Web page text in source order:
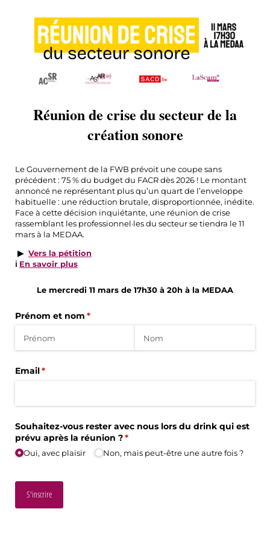
Réunion de crise du secteur de la
création sonore
Le Gouvernement de la FWB prévoit une coupe sans
précédent : 75 % du budget du FACR dès 2026 ! Le montant
annoncé ne représentant plus qu’un quart de l’enveloppe
habituelle : une réduction brutale, disproportionnée, inédite.
Face à cette décision inquiétante, une réunion de crise
rassemblant les professionnel·les du secteur se tiendra le 11
mars à la MEDAA.
▶ Vers la pétition
ℹ️ En savoir plus
Le mercredi 11 mars de 17h30 à 20h à la MEDAA
Prénom et nom *
(requis)
Email*
(requis)
Souhaitez-vous rester avec nous lors du drink qui est
prévu après la réunion ?*
(requis)
Oui, avec plaisir Non, mais peut-être une autre fois ?
S'inscrire